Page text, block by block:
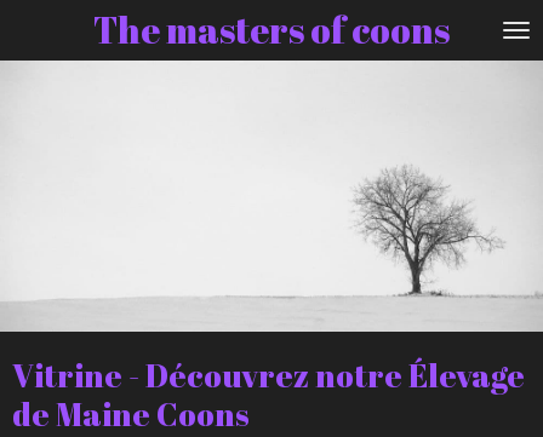
The masters of coons
Vitrine - Découvrez notre Élevage
de Maine Coons